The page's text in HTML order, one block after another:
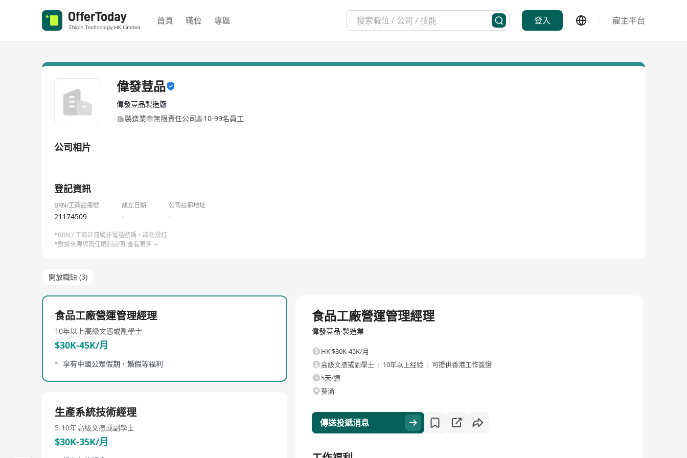
首頁 職位 專區 登入 雇主平台
偉發荳品
偉發荳品製造廠
製造業
無限責任公司 10-99名員工
公司相片
登記資訊
BRN/工商註冊號 成立日期 公司註冊地址
21174509 - -
*BRN / 工商註冊號非電話號碼，請勿撥打
*數據來源與責任限制說明 查看更多
開放職缺 (3)
食品工廠營運管理經理
10年以上高級文憑或副學士
$30K-45K/月
享有中國公眾假期，婚假等福利
生產系統技術經理
5-10年高級文憑或副學士
$30K-35K/月
食品工廠營運管理經理
偉發荳品·製造業
HK $30K-45K/月
高級文憑或副學士
10年以上经验
可提供香港工作簽證
5天/週
葵涌
傳送投遞消息